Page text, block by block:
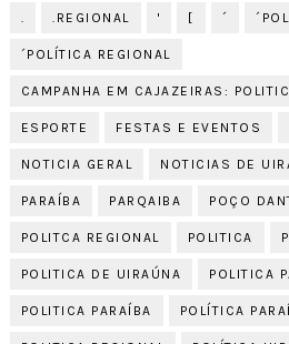
. .REGIONAL ' [ ´
´POLÍTICA REGIONAL
CAMPANHA EM CAJAZEIRAS:
ESPORTE FESTAS E EVENTOS
NOTICIA GERAL NOTICIAS DE
PARAÍBA PARQAIBA POÇO
POLITCA REGIONAL POLITICA
POLITICA DE UIRAÚNA POLITICA
POLITICA PARAÍBA POLÍTICA